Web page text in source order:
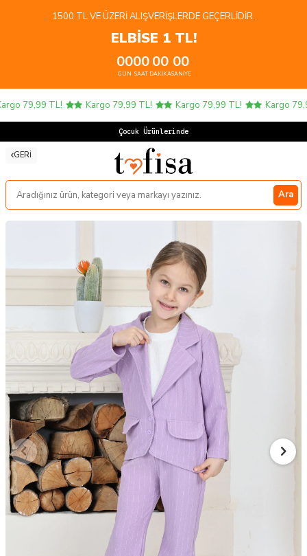
1500 TL VE ÜZERI ALIŞVERIŞLERDE GEÇERLIDIR.
ELBİSE 1 TL!
00
GÜN
00
SAAT
00
DAKIKA
00
SANIYE
79,99 TL! Kargo 79,99 TL! Kargo 79,99 TL! Kargo
Çocuk Ürünlerinde 4
GERI
Ara